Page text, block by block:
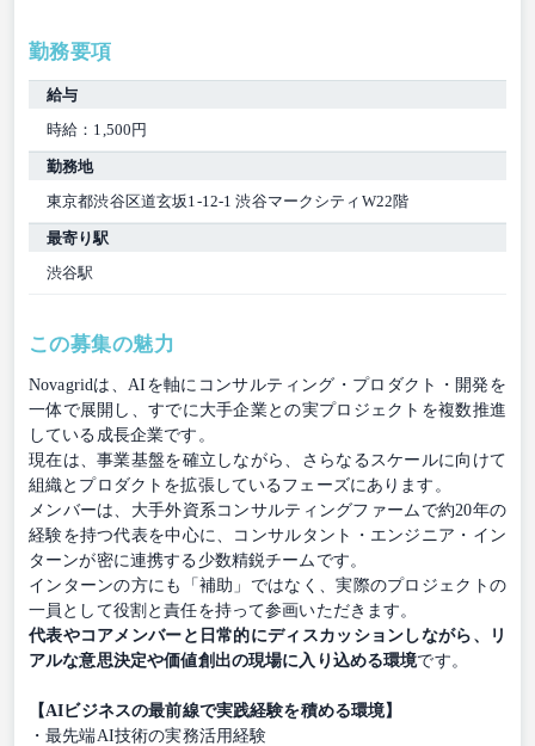
勤務要項
給与
時給：1,500円
勤務地
東京都渋谷区道玄坂1-12-1 渋谷マークシティW22階
最寄り駅
渋谷駅
この募集の魅力
Novagridは、AIを軸にコンサルティング・プロダクト・開発を
一体で展開し、すでに大手企業との実プロジェクトを複数推進
している成長企業です。
現在は、事業基盤を確立しながら、さらなるスケールに向けて
組織とプロダクトを拡張しているフェーズにあります。
メンバーは、大手外資系コンサルティングファームで約20年の
経験を持つ代表を中心に、コンサルタント・エンジニア・イン
ターンが密に連携する少数精鋭チームです。
インターンの方にも「補助」ではなく、実際のプロジェクトの
一員として役割と責任を持って参画いただきます。
代表やコアメンバーと日常的にディスカッションしながら、リ
アルな意思決定や価値創出の現場に入り込める環境です。
【AIビジネスの最前線で実践経験を積める環境】
・最先端AI技術の実務活用経験